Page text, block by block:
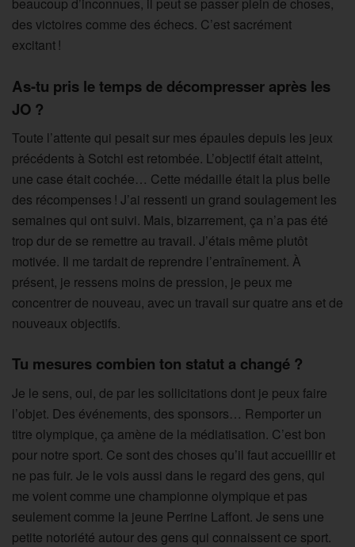
beaucoup d’inconnues, il peut se passer plein de choses,
des victoires comme des échecs. C’est sacrément
excitant !
As-tu pris le temps de décompresser après les
JO ?
Toute l’attente qui pesait sur mes épaules depuis les jeux
précédents à Sotchi est retombée. L’objectif était atteint,
une case était cochée… Cette médaille était la plus belle
des récompenses ! J’ai ressenti un grand soulagement les
semaines qui ont suivi. Mais, bizarrement, ça n’a pas été
trop dur de se remettre au travail. J’étais même plutôt
motivée. Il me tardait de reprendre l’entraînement. À
présent, je ressens moins de pression, je peux me
concentrer de nouveau, avec un travail sur quatre ans et de
nouveaux objectifs.
Tu mesures combien ton statut a changé ?
Je le sens, oui, de par les sollicitations dont je peux faire
l’objet. Des événements, des sponsors… Remporter un
titre olympique, ça amène de la médiatisation. C’est bon
pour notre sport. Ce sont des choses qu’il faut accueillir et
ne pas fuir. Je le vois aussi dans le regard des gens, qui
me voient comme une championne olympique et pas
seulement comme la jeune Perrine Laffont. Je sens une
petite notoriété autour des gens qui connaissent ce sport.